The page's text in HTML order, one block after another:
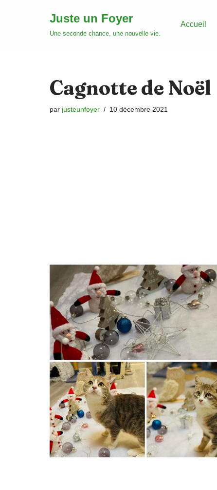
Juste un Foyer
Une seconde chance, une nouvelle vie.
Accueil
Cagnotte de Noël
par justeunfoyer 10 décembre 2021